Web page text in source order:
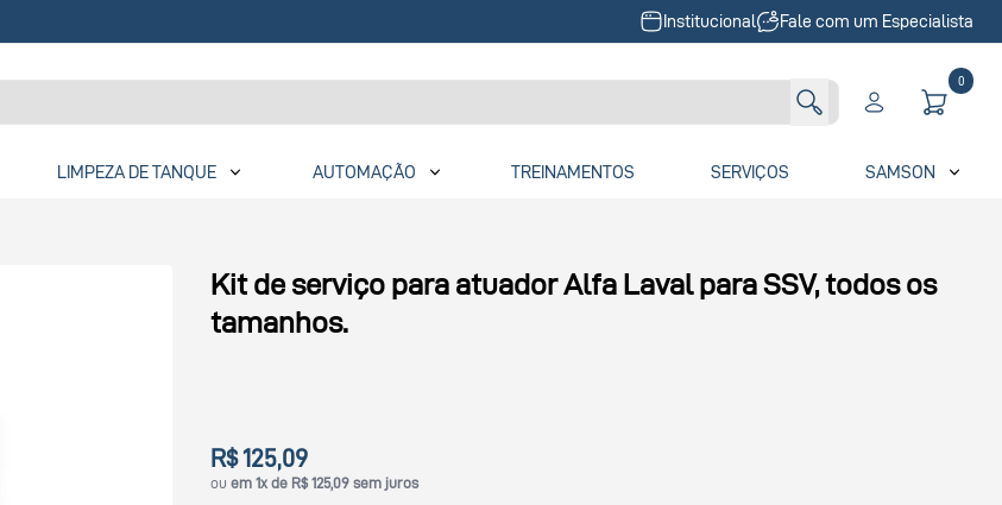
Institucional Fale com um Especialista
0
LIMPEZA DE TANQUE AUTOMAÇÃO TREINAMENTOS SERVIÇOS SAMSON
Kit de serviço para atuador Alfa Laval para SSV, todos os
tamanhos.
R$ 125,09
ouem 1x de R$ 125,09 sem juros